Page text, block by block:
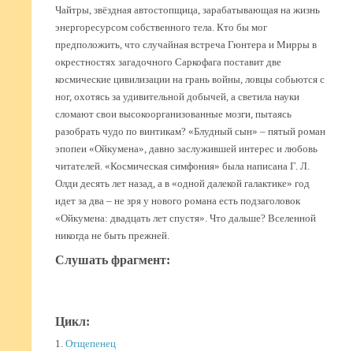
Чайтры, звёздная автостопщица, зарабатывающая на жизнь
энергоресурсом собственного тела. Кто бы мог
предположить, что случайная встреча Гюнтера и Мирры в
окрестностях загадочного Саркофага поставит две
космические цивилизации на грань войны, ловцы собьются с
ног, охотясь за удивительной добычей, а светила науки
сломают свои высокоорганизованные мозги, пытаясь
разобрать чудо по винтикам? «Блудный сын» – пятый роман
эпопеи «Ойкумена», давно заслужившей интерес и любовь
читателей. «Космическая симфония» была написана Г. Л.
Олди десять лет назад, а в «одной далекой галактике» год
идет за два – не зря у нового романа есть подзаголовок
«Ойкумена: двадцать лет спустя». Что дальше? Вселенной
никогда не быть прежней.
Слушать фрагмент:
Цикл:
1. Отщепенец